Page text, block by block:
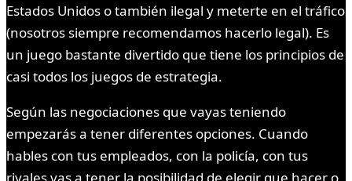
Estados Unidos o también ilegal y meterte en el tráfico
(nosotros siempre recomendamos hacerlo legal). Es
un juego bastante divertido que tiene los principios de
casi todos los juegos de estrategia.
Según las negociaciones que vayas teniendo
empezarás a tener diferentes opciones. Cuando
hables con tus empleados, con la policía, con tus
rivales vas a tener la posibilidad de elegir que hacer o